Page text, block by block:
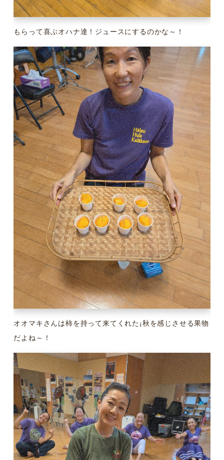
もらって喜ぶオハナ達！ジュースにするのかな～！
オオマキさんは柿を持って来てくれた¡秋を感じさせる果物
だよね～！